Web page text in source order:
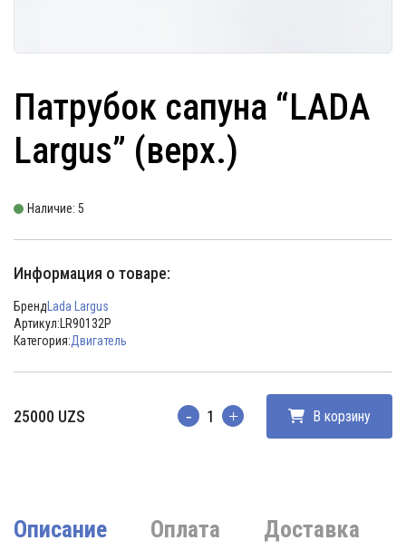
Патрубок сапуна “LADA
Largus” (верх.)
Наличие: 5
Информация о товаре:
Бренд Lada Largus
Артикул: LR90132Р
Категория:Двигатель
25000 UZS Количество В корзину
Описание Оплата Доставка